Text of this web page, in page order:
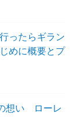
ったらギラン
めに概要とプ
の想い ローレ